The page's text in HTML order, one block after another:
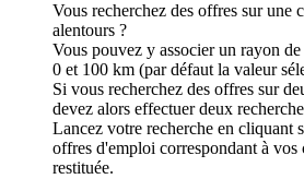
Vous recherchez des offres sur une
alentours ?
Vous pouvez y associer un rayon
0 et 100 km (par défaut la valeur
Si vous recherchez des offres sur
devez alors effectuer deux
Lancez votre recherche en cliquant
offres d'emploi correspondant à vos
restituée.